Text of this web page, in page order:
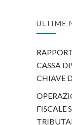
ULTIME
CASSA
CHIAVE
FISCALE